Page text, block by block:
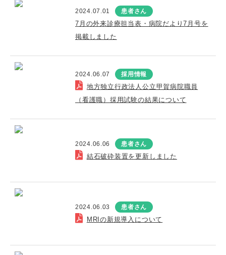
2024.07.01 患者さん
7月の外来診療担当表・病院だより7月号を
掲載しました
2024.06.07 採用情報
地方独立行政法人公立甲賀病院職員
（看護職）採用試験の結果について
2024.06.06 患者さん
結石破砕装置を更新しました
2024.06.03 患者さん
MRIの新規導入について